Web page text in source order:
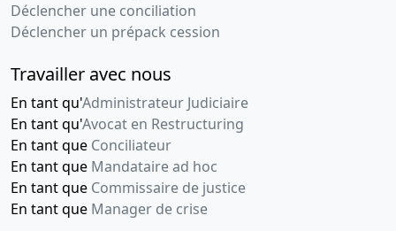
Déclencher une conciliation
Déclencher un prépack cession
Travailler avec nous
En tant qu'Administrateur Judiciaire
En tant qu'Avocat en Restructuring
En tant que Conciliateur
En tant que Mandataire ad hoc
En tant que Commissaire de justice
En tant que Manager de crise